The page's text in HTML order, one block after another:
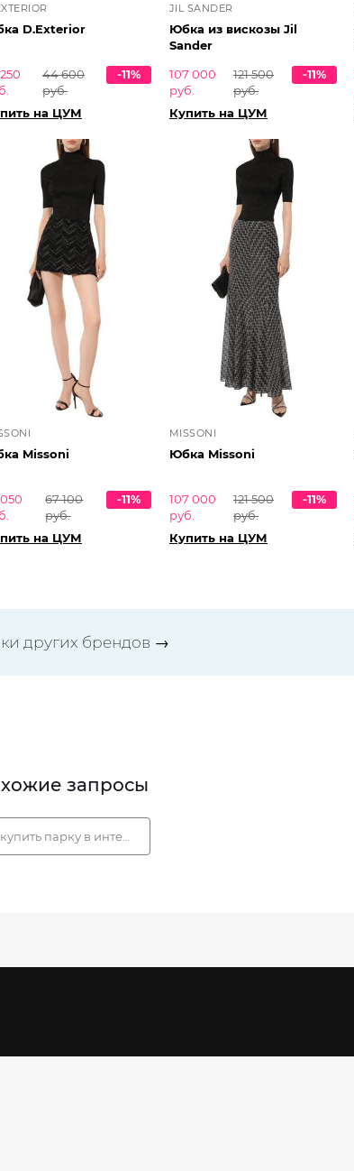
D.Exterior
44 600
руб.
-11%
на ЦУМ
JIL SANDER
Юбка из вискозы Jil
Sander
107 000
руб.
121 500
руб.
-11%
Купить на ЦУМ
Missoni
67 100
руб.
-11%
на ЦУМ
MISSONI
Юбка Missoni
107 000
руб.
121 500
руб.
-11%
Купить на ЦУМ
других брендов →
запросы
купить парку в интернет магазине